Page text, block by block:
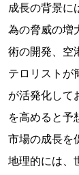
成長の背景に
為の脅威の増
術の開発、空
テロリストが
が活発化して
を高めると予
市場の成長を
地理的には、